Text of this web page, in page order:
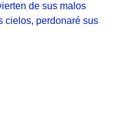
de sus malos
cielos, perdonaré sus